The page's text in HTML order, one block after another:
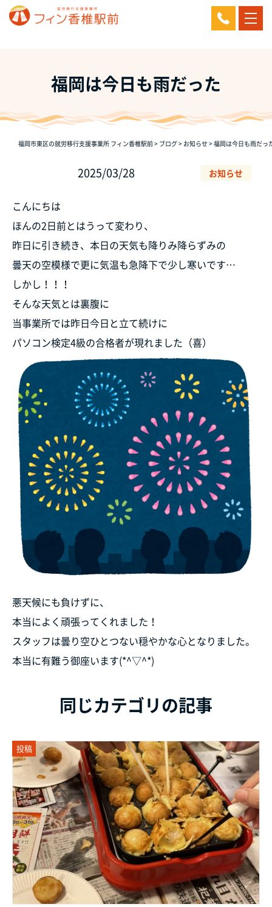
福岡は今日も雨だった
福岡市東区の就労移行支援事業所 フィン香椎駅前> ブログ> お知らせ> 福岡は今日も雨だっ
2025/03/28 お知らせ
こんにちは
ほんの2日前とはうって変わり、
昨日に引き続き、本日の天気も降りみ降らずみの
曇天の空模様で更に気温も急降下で少し寒いです…
しかし！！！
そんな天気とは裏腹に
当事業所では昨日今日と立て続けに
パソコン検定4級の合格者が現れました（喜）
悪天候にも負けずに、
本当によく頑張ってくれました！
スタッフは曇り空ひとつない穏やかな心となりました。
本当に有難う御座います(*^▽^*)
同じカテゴリの記事
投稿